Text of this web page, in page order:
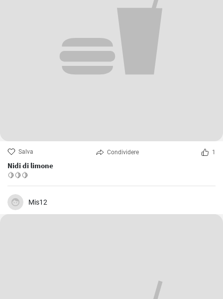
Salva Condividere 1
Nidi di limone
🍋🍋🍋
Mis12